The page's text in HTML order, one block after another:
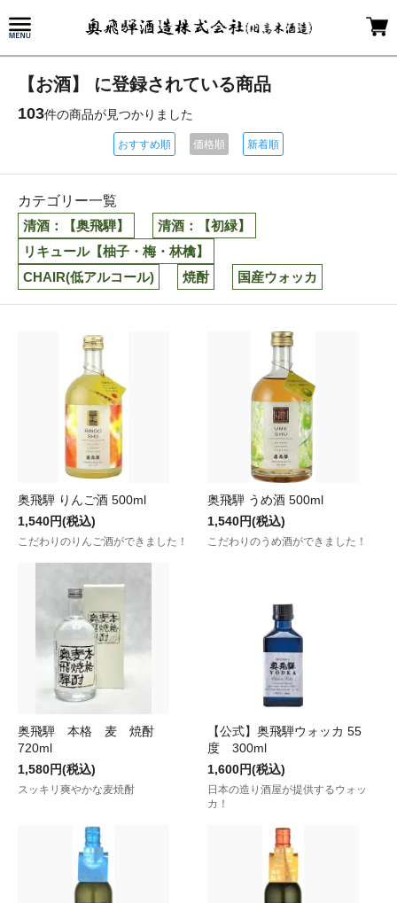
【お酒】 に登録されている商品
103件の商品が見つかりました
おすすめ順 価格順 新着順
カテゴリー一覧
清酒：【奥飛騨】
清酒：【初緑】
リキュール【柚子・梅・林檎】
CHAIR(低アルコール)
焼酎 国産ウォッカ
奥飛騨 りんご酒 500ml
1,540円(税込)
こだわりのりんご酒ができました！
奥飛騨 うめ酒 500ml
1,540円(税込)
こだわりのうめ酒ができました！
奥飛騨 本格 麦 焼酎
720ml
1,580円(税込)
スッキリ爽やかな麦焼酎
【公式】奥飛騨ウォッカ 55
度 300ml
1,600円(税込)
日本の造り酒屋が提供するウォッ
カ！